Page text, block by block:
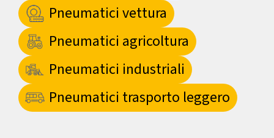
Pneumatici vettura
Pneumatici agricoltura
Pneumatici industriali
Pneumatici trasporto leggero